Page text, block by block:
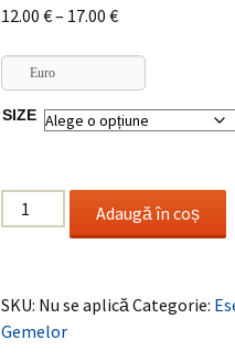
12.00€– 17.00€Interval
12.00 €
până
Euro
SIZE
Cantitate
Citrine
Adaugă în coș
SKU: Nu se aplicăCategorie:
Gemelor